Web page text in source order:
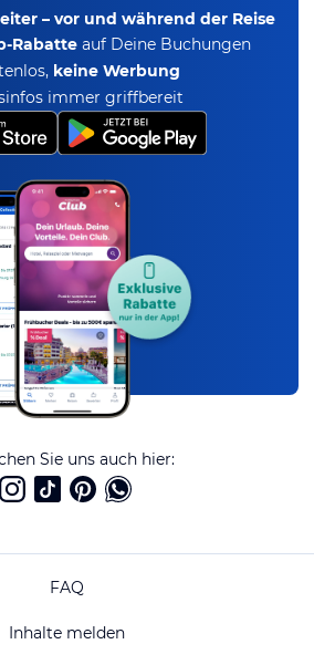
– vor und während der Reise
Rabatte auf Deine Buchungen
keine Werbung
immer griffbereit
Sie uns auch hier:
FAQ
Inhalte melden